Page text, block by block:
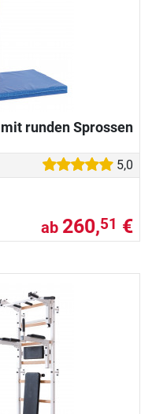
runden Sprossen
5,0
ab 260,51 €